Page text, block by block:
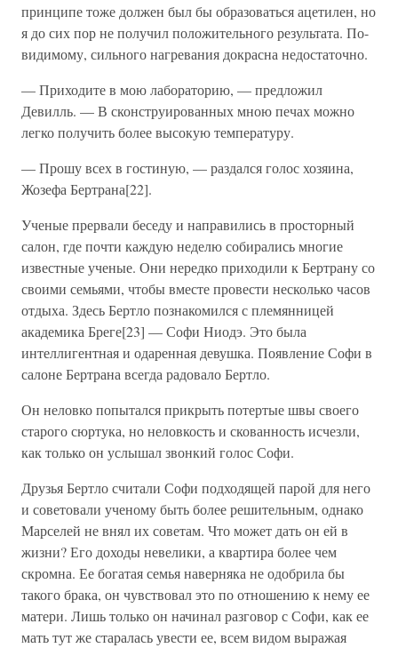
принципе тоже должен был бы образоваться ацетилен, но
я до сих пор не получил положительного результата. По-
видимому, сильного нагревания докрасна недостаточно.
— Приходите в мою лабораторию, — предложил
Девилль. — В сконструированных мною печах можно
легко получить более высокую температуру.
— Прошу всех в гостиную, — раздался голос хозяина,
Жозефа Бертрана[22].
Ученые прервали беседу и направились в просторный
салон, где почти каждую неделю собирались многие
известные ученые. Они нередко приходили к Бертрану со
своими семьями, чтобы вместе провести несколько часов
отдыха. Здесь Бертло познакомился с племянницей
академика Бреге[23] — Софи Ниодэ. Это была
интеллигентная и одаренная девушка. Появление Софи в
салоне Бертрана всегда радовало Бертло.
Он неловко попытался прикрыть потертые швы своего
старого сюртука, но неловкость и скованность исчезли,
как только он услышал звонкий голос Софи.
Друзья Бертло считали Софи подходящей парой для него
и советовали ученому быть более решительным, однако
Марселей не внял их советам. Что может дать он ей в
жизни? Его доходы невелики, а квартира более чем
скромна. Ее богатая семья наверняка не одобрила бы
такого брака, он чувствовал это по отношению к нему ее
матери. Лишь только он начинал разговор с Софи, как ее
мать тут же старалась увести ее, всем видом выражая